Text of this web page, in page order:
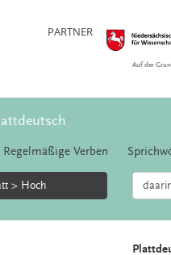
PARTNER
Auf der
Regelmäßige Verben
> Hoch